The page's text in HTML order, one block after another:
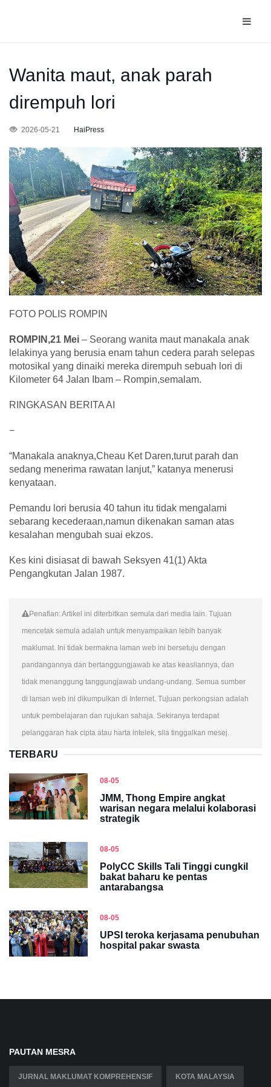
Wanita maut, anak parah
dirempuh lori
2026-05-21 HaiPress
FOTO POLIS ROMPIN
ROMPIN,21 Mei – Seorang wanita maut manakala anak
lelakinya yang berusia enam tahun cedera parah selepas
motosikal yang dinaiki mereka dirempuh sebuah lori di
Kilometer 64 Jalan Ibam – Rompin,semalam.
RINGKASAN BERITA AI
−
“Manakala anaknya,Cheau Ket Daren,turut parah dan
sedang menerima rawatan lanjut,” katanya menerusi
kenyataan.
Pemandu lori berusia 40 tahun itu tidak mengalami
sebarang kecederaan,namun dikenakan saman atas
kesalahan mengubah suai ekzos.
Kes kini disiasat di bawah Seksyen 41(1) Akta
Pengangkutan Jalan 1987.
Penafian: Artikel ini diterbitkan semula dari media lain. Tujuan
mencetak semula adalah untuk menyampaikan lebih banyak
maklumat. Ini tidak bermakna laman web ini bersetuju dengan
pandangannya dan bertanggungjawab ke atas keasliannya, dan
tidak menanggung tanggungjawab undang-undang. Semua sumber
di laman web ini dikumpulkan di Internet. Tujuan perkongsian adalah
untuk pembelajaran dan rujukan sahaja. Sekiranya terdapat
pelanggaran hak cipta atau harta intelek, sila tinggalkan mesej.
TERBARU
08-05
JMM, Thong Empire angkat
warisan negara melalui kolaborasi
strategik
08-05
PolyCC Skills Tali Tinggi cungkil
bakat baharu ke pentas
antarabangsa
08-05
UPSI teroka kerjasama penubuhan
hospital pakar swasta
PAUTAN MESRA
JURNAL MAKLUMAT KOMPREHENSIF KOTA MALAYSIA